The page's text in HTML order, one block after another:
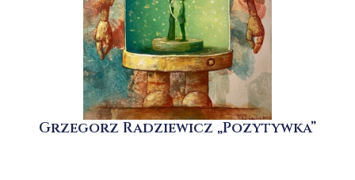
Grzegorz Radziewicz „Pozytywka”